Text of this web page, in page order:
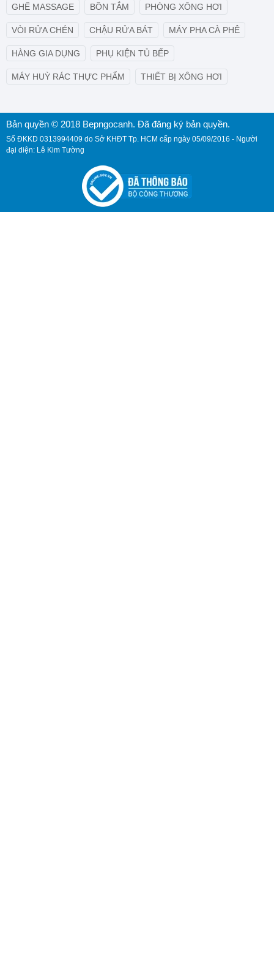
GHẾ MASSAGE BỒN TẮM PHÒNG XÔNG HƠI
VÒI RỬA CHÉN CHẬU RỬA BÁT MÁY PHA CÀ PHÊ
HÀNG GIA DỤNG PHỤ KIỆN TỦ BẾP
MÁY HUỲ RÁC THỰC PHẨM THIẾT BỊ XÔNG HƠI
Bản quyền © 2018 Bepngocanh. Đã đăng ký bản quyền.
Số ĐKKD 0313994409 do Sở KHĐT Tp. HCM cấp ngày 05/09/2016 - Người
đại diện: Lê Kim Tường